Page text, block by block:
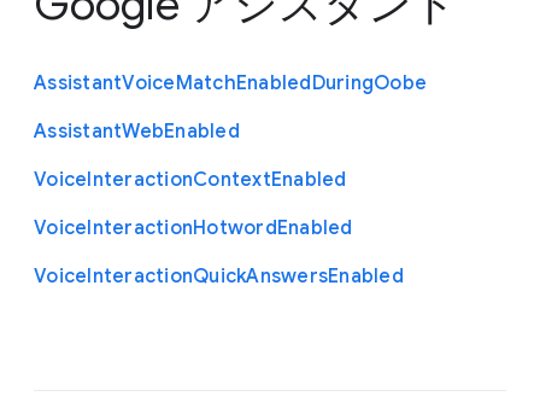
AssistantVoiceMatchEnabledDuringOobe
AssistantWebEnabled
VoiceInteractionContextEnabled
VoiceInteractionHotwordEnabled
VoiceInteractionQuickAnswersEnabled